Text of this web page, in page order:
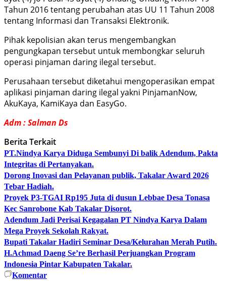
Tahun 2016 tentang perubahan atas UU 11 Tahun 2008
tentang Informasi dan Transaksi Elektronik.
Pihak kepolisian akan terus mengembangkan
pengungkapan tersebut untuk membongkar seluruh
operasi pinjaman daring ilegal tersebut.
Perusahaan tersebut diketahui mengoperasikan empat
aplikasi pinjaman daring ilegal yakni PinjamanNow,
AkuKaya, KamiKaya dan EasyGo.
Adm : Salman Ds
Berita Terkait
PT.Nindya Karya Diduga Sembunyi Di balik Adendum, Pakta
Integritas di Pertanyakan.
Dorong Inovasi dan Pelayanan publik, Takalar Award 2026
Tebar Hadiah.
Proyek P3-TGAI Rp195 Juta di dusun Lebbae Desa Tonasa
Kec Sanrobone Kab Takalar Disorot.
Adendum Jadi Perisai Kegagalan PT Nindya Karya Dalam
Mega Proyek Sekolah Rakyat.
Bupati Takalar Hadiri Seminar Desa/Kelurahan Merah Putih.
H.Achmad Daeng Se’re Berhasil Perjuangkan Program
Indonesia Pintar Kabupaten Takalar.
Komentar